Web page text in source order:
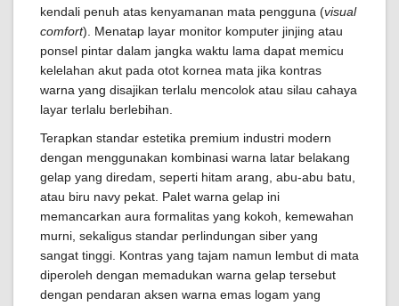
kendali penuh atas kenyamanan mata pengguna (visual
comfort). Menatap layar monitor komputer jinjing atau
ponsel pintar dalam jangka waktu lama dapat memicu
kelelahan akut pada otot kornea mata jika kontras
warna yang disajikan terlalu mencolok atau silau cahaya
layar terlalu berlebihan.
Terapkan standar estetika premium industri modern
dengan menggunakan kombinasi warna latar belakang
gelap yang diredam, seperti hitam arang, abu-abu batu,
atau biru navy pekat. Palet warna gelap ini
memancarkan aura formalitas yang kokoh, kemewahan
murni, sekaligus standar perlindungan siber yang
sangat tinggi. Kontras yang tajam namun lembut di mata
diperoleh dengan memadukan warna gelap tersebut
dengan pendaran aksen warna emas logam yang